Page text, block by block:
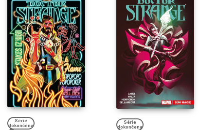
Série
dokončena
Série
dokončena